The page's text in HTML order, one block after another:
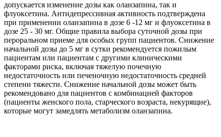
допускается изменение дозы как оланзапина, так и
флуоксетина. Антидепрессивная активность подтверждена
при применении оланзапина в дозе 6 -12 мг и флуоксетина в
дозе 25 - 30 мг. Общие правила выбора суточной дозы при
пероральном приеме для особых групп пациентов. Снижение
начальной дозы до 5 мг в сутки рекомендуется пожилым
пациентам или пациентам с другими клиническими
факторами риска, включая тяжелую почечную
недостаточность или печеночную недостаточность средней
степени тяжести. Снижение начальной дозы может быть
рекомендовано для пациентов с комбинацией факторов
(пациенты женского пола, старческого возраста, некурящие),
которые могут замедлять метаболизм оланзапина.